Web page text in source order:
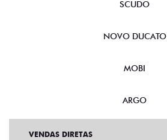
SCUDO
NOVO DUCATO
MOBI
ARGO
VENDAS DIRETAS